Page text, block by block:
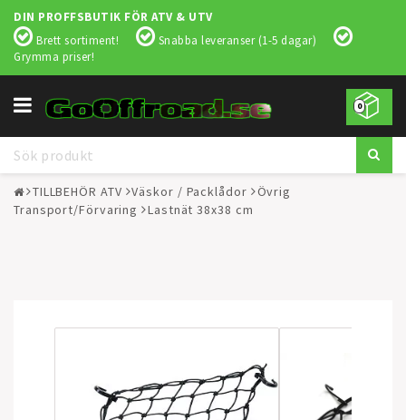
DIN PROFFSBUTIK FÖR ATV & UTV
Brett sortiment!
Snabba leveranser (1-5 dagar)
Grymma priser!
0
Toggle
navigation
TILLBEHÖR ATV Väskor / Packlådor
Övrig
Transport/Förvaring
Lastnät 38x38 cm